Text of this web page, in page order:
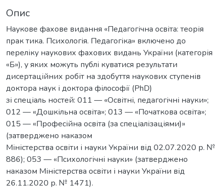
Опис
Наукове фахове видання «Педагогічна освіта: теорія
прак тика. Психологія. Педагогіка» включено до
переліку наукових фахових видань України (категорія
«Б»), у яких можуть публі куватися результати
дисертаційних робіт на здобуття наукових ступенів
доктора наук і доктора філософії (PhD)
зі спеціаль ностей: 011 — «Освітні, педагогічні науки»;
012 — «Дошкільна освіта»; 013 — «Початкова освіта»;
015 — «Професійна освіта (за спеціалізаціями)»
(затверджено наказом
Міністерства освіти і науки України від 02.07.2020 р. №
886); 053 — «Психологічні науки» (затверджено
наказом Міністерства освіти і науки України від
26.11.2020 р. № 1471).